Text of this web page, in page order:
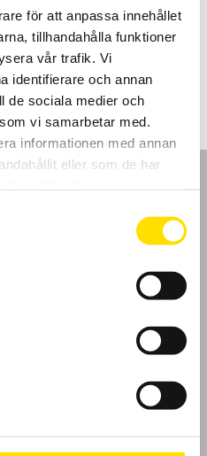
för att anpassa innehållet
tillhandahålla funktioner
vår trafik. Vi
identifierare och annan
de sociala medier och
vi samarbetar med.
informationen med annan
eller som de har
hängvåg med en maxkapacitet upp
kg
2,499.00 kr
kr
LÄS MER